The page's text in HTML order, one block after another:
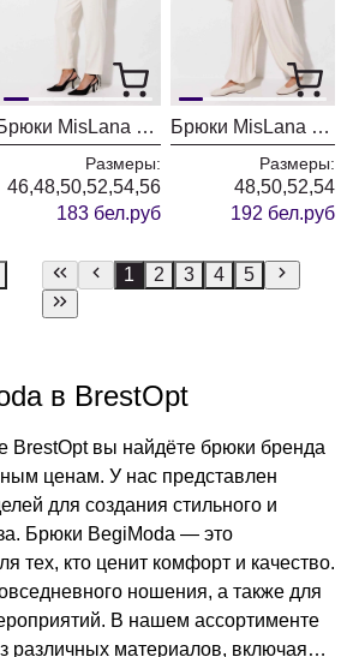
Брюки MisLana 999бр молочный
Размеры:
46,48,50,52,54,56
183 бел.руб
Брюки MisLana 1311бр молочный
Размеры:
48,50,52,54
192 бел.руб
1 2 3 4 5
в BrestOpt
BrestOpt вы найдёте брюки бренда
ценам. У нас представлен
для создания стильного и
Брюки BegiModa — это
тех, кто ценит комфорт и качество.
ношения, а также для
В нашем ассортименте
различных материалов, включая